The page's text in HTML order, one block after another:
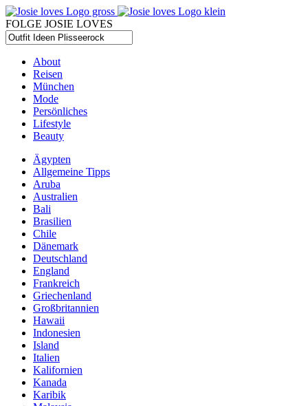
FOLGE JOSIE LOVES
About
Reisen
München
Mode
Persönliches
Lifestyle
Beauty
Ägypten
Allgemeine Tipps
Aruba
Australien
Bali
Brasilien
Chile
Dänemark
Deutschland
England
Frankreich
Griechenland
Großbritannien
Hawaii
Indonesien
Island
Italien
Kalifornien
Kanada
Karibik